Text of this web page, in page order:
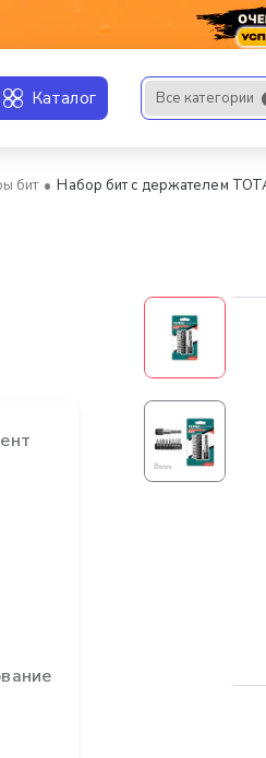
Каталог Все категории
Искать...
бит Набор бит с держателем